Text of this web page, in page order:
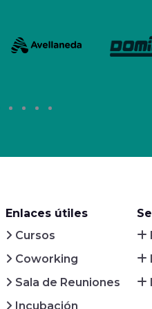
Enlaces útiles
Cursos
Coworking
Sala de Reuniones
Incubación